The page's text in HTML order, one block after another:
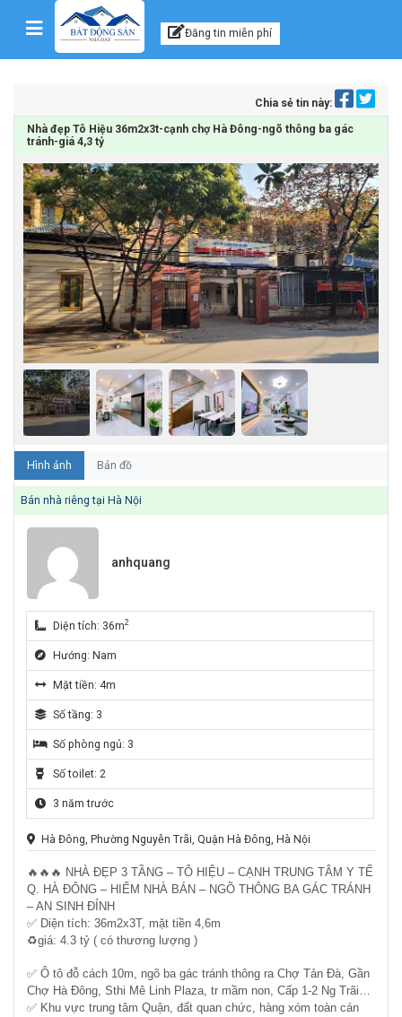
Skip to content Kênh thông tin, tư vấn
Đăng tin miễn phí
Chia sẻ tin này:
Nhà đẹp Tô Hiệu 36m2x3t-cạnh chợ Hà Đông-ngõ thông ba gác
tránh-giá 4,3 tỷ
Hình ảnh Bản đồ
Bán nhà riêng tại Hà Nội
anhquang
Diện tích: 36m2
Hướng: Nam
Mặt tiền: 4m
Số tầng: 3
Số phòng ngủ: 3
Số toilet: 2
3 năm trước
Hà Đông, Phường Nguyễn Trãi, Quận Hà Đông, Hà Nội
🔥🔥🔥 NHÀ ĐẸP 3 TẦNG – TÔ HIỆU – CẠNH TRUNG TÂM Y TẾ
Q. HÀ ĐÔNG – HIẾM NHÀ BÁN – NGÕ THÔNG BA GÁC TRÁNH
– AN SINH ĐỈNH
✅ Diện tích: 36m2x3T, mặt tiền 4,6m
♻giá: 4.3 tỷ ( có thương lượng )
✅ Ô tô đỗ cách 10m, ngõ ba gác tránh thông ra Chợ Tản Đà, Gần
Chợ Hà Đông, Sthi Mê Linh Plaza, tr mầm non, Cấp 1-2 Ng Trãi…
✅ Khu vực trung tâm Quận, đất quan chức, hàng xóm toàn cán